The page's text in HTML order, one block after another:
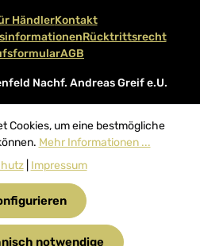
Nachf. Andreas Greif e.U.
HändlerKontakt
Rücktrittsrecht
AGB
Cookies, um eine bestmögliche
Mehr Informationen ...
| Impressum
notwendige